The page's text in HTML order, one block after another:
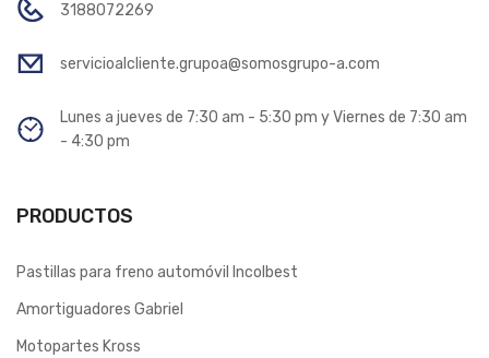
3188072269
servicioalcliente.grupoa@somosgrupo-a.com
Lunes a jueves de 7:30 am - 5:30 pm y Viernes de 7:30 am
- 4:30 pm
PRODUCTOS
Pastillas para freno automóvil Incolbest
Amortiguadores Gabriel
Motopartes Kross